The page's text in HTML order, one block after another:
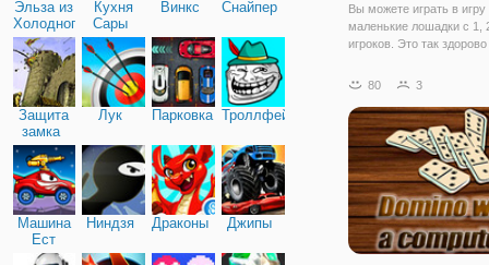
Эльза из
Холодного
сердца
Кухня
Сары
Винкс Снайпер
Защита
замка
Лук Парковка Троллфейс
Машина
Ест
Машину
Ниндзя Драконы Джипы
Вы можете играть в игру
маленькие лошадки с 1,
игроков. Это так
маленьких лошадей на
отличная классическая
просто
80 3